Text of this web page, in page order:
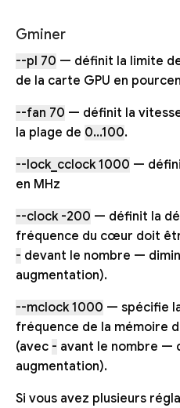
Gminer
--pl 70 — définit la limite
de la carte GPU en
--fan 70 — définit la
la plage de 0...100.
--lock_cclock 1000 —
en MHz
--clock -200 — définit la
fréquence du cœur doit
- devant le nombre —
augmentation).
--mclock 1000 — spécifie
fréquence de la mémoire
(avec - avant le nombre —
augmentation).
Si vous avez plusieurs